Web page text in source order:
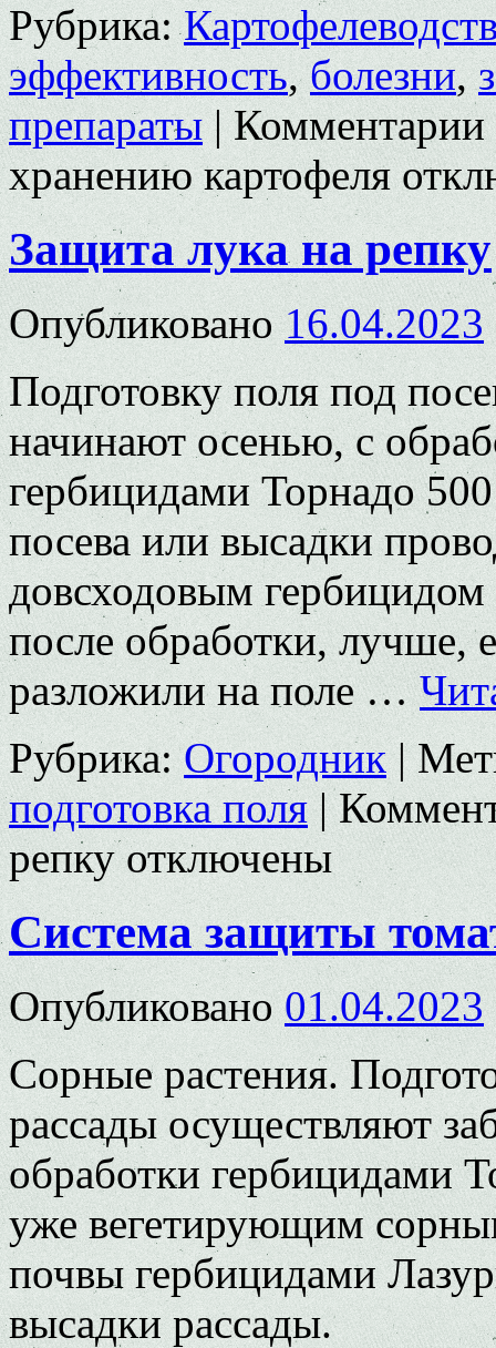
Рубрика:
эффективность,болезни,
препараты | Комментарии
хранению картофеля
Защита лука на репку
Опубликовано 16.04.2023
Подготовку поля под
начинают осенью, с
гербицидами Торнадо
посева или высадки
довсходовым
после обработки, лучше,
разложили на поле …
Рубрика: Огородник |
подготовка поля |
репкуотключены
Система защиты
Опубликовано 01.04.2023
Сорные растения.
рассады осуществляют
обработки гербицидами
уже вегетирующим
почвы гербицидами
высадки рассады.